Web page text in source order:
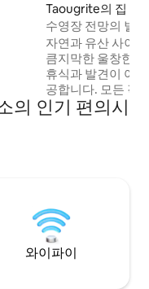
Taougrite의 집
수영장 전망의 별
자연과 유산 사이
큼지막한 울창한
휴식과 발견이 어
공합니다. 모든 객
어 있습니다. 시설
당구, 푸즈볼, 탁구
의 인기 편의시
와이파이